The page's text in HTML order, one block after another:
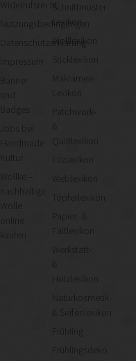
Widerrufsrecht
Nutzungsbedingungen
Datenschutzerklärung
Kultur
Wollke –
nachhaltige
kaufen
Schnittmuster-
Lexikon
Wolllexikon
Sticklexikon
Makramee-
Lexikon
Patchwork-
&
Quiltlexikon
Weblexikon
Töpferlexikon
Papier- &
Faltlexikon
Werkstatt-
&
Holzlexikon
Naturkosmetik-
& Seifenlexikon
Frühling
Frühlingsdeko